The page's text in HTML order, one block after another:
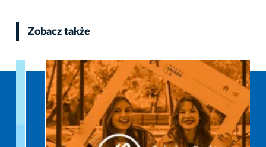
Zobacz także